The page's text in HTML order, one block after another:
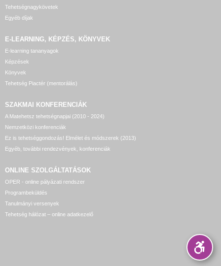
Tehetségnagykövetek
Egyéb díjak
E-LEARNING, KÉPZÉS, KÖNYVEK
E-learning tananyagok
Képzések
Könyvek
Tehetség Piactér (mentorálás)
SZAKMAI KONFERENCIÁK
A Matehetsz tehetségnapjai (2010 - 2024)
Nemzetközi konferenciák
Ez is tehetséggondozás! Elmélet és módszerek (2013)
Egyéb, további rendezvények, konferenciák
ONLINE SZOLGÁLTATÁSOK
OPER - online pályázati rendszer
Programbeküldés
Tanulmányi versenyek
Tehetség hálózat – online adatkezelő